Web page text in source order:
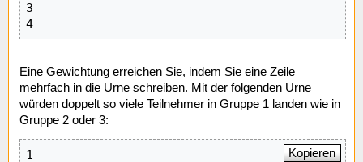
3
4
Eine Gewichtung erreichen Sie, indem Sie eine Zeile
mehrfach in die Urne schreiben. Mit der folgenden Urne
würden doppelt so viele Teilnehmer in Gruppe 1 landen wie in
Gruppe 2 oder 3:
1
Kopieren